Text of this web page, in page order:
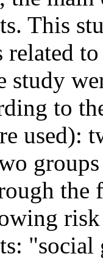
This
study
to
used):
the